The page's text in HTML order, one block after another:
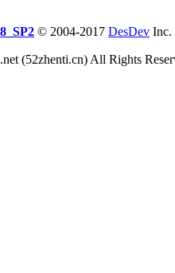
© 2004-2017 DesDev Inc.
(52zhenti.cn) All Rights